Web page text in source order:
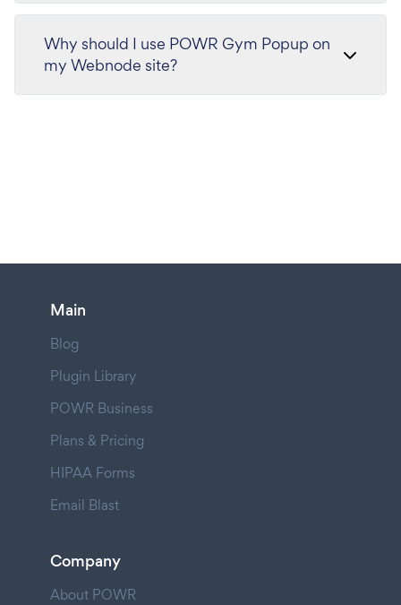
Why should I use POWR Gym Popup on
my Webnode site?
Main
Blog
Plugin Library
POWR Business
Plans & Pricing
HIPAA Forms
Email Blast
Company
About POWR